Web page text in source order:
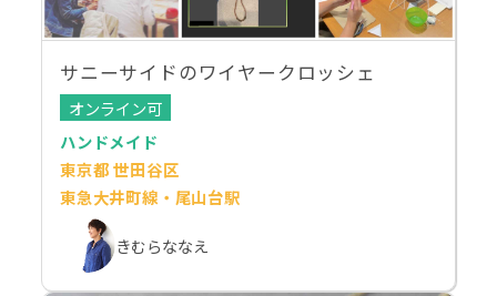
サニーサイドのワイヤークロッシェ
オンライン可
ハンドメイド
東京都 世田谷区
東急大井町線・尾山台駅
きむらななえ